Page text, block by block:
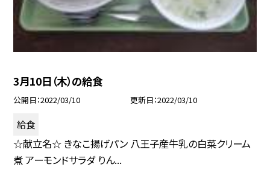
3月10日（木）の給食
公開日 2022/03/10 更新日 2022/03/10
給食
☆献立名☆ きなこ揚げパン 八王子産牛乳の白菜クリーム
煮 アーモンドサラダ りん...